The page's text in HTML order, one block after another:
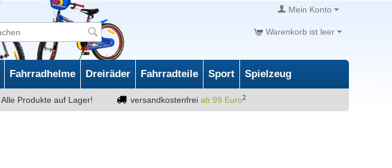
Mein Konto
Warenkorb ist leer
Fahrradhelme Dreiräder Fahrradteile Sport Spielzeug
Alle Produkte auf Lager! versandkostenfrei ab 99 Euro2